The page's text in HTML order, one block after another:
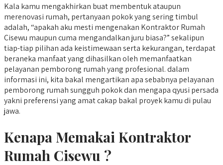
Kala kamu mengakhirkan buat membentuk ataupun
merenovasi rumah, pertanyaan pokok yang sering timbul
adalah, “apakah aku mesti mengenakan Kontraktor Rumah
Cisewu maupun cuma mengandalkan juru biasa?” sekalipun
tiap-tiap pilihan ada keistimewaan serta kekurangan, terdapat
beraneka manfaat yang dihasilkan oleh memanfaatkan
pelayanan pemborong rumah yang profesional. dalam
informasi ini, kita bakal mengartikan apa sebabnya pelayanan
pemborong rumah sungguh pokok dan mengapa qyusi persada
yakni preferensi yang amat cakap bakal proyek kamu di pulau
jawa.
Kenapa Memakai Kontraktor
Rumah Cisewu ?